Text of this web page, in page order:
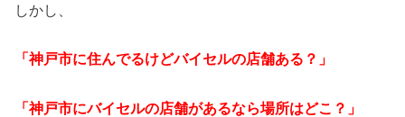
しかし、
「神戸市に住んでるけどバイセルの店舗ある？」
「神戸市にバイセルの店舗があるなら場所はどこ？」